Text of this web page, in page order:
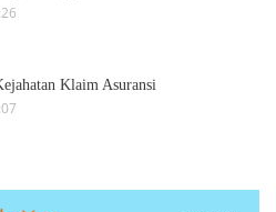
Klaim Asuransi